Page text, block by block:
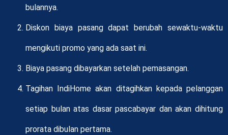
bulannya.
Diskon biaya pasang dapat berubah sewaktu-waktu
mengikuti promo yang ada saat ini.
Biaya pasang dibayarkan setelah pemasangan.
Tagihan IndiHome akan ditagihkan kepada pelanggan
setiap bulan atas dasar pascabayar dan akan dihitung
prorata dibulan pertama.